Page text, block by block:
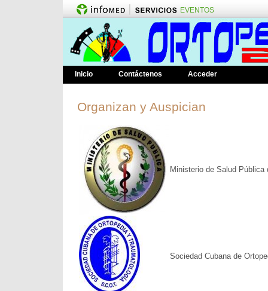
EVENTOS
Inicio Contáctenos Acceder
Organizan y Auspician
Ministerio de Salud Pública
Sociedad Cubana de